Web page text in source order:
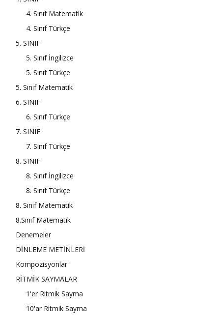
4. Sınıf Matematik
4. Sınıf Türkçe
5. SINIF
5. Sınıf İngilizce
5. Sınıf Türkçe
5. Sınıf Matematik
6. SINIF
6. Sınıf Türkçe
7. SINIF
7. Sınıf Türkçe
8. SINIF
8. Sınıf İngilizce
8. Sınıf Türkçe
8. Sınıf Matematik
8.Sınıf Matematik
Denemeler
DİNLEME METİNLERİ
Kompozisyonlar
RİTMİK SAYMALAR
1'er Ritmik Sayma
10'ar Ritmik Sayma